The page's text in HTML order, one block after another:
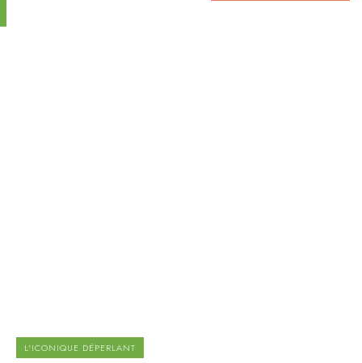
L'ICONIQUE DÉPERLANT